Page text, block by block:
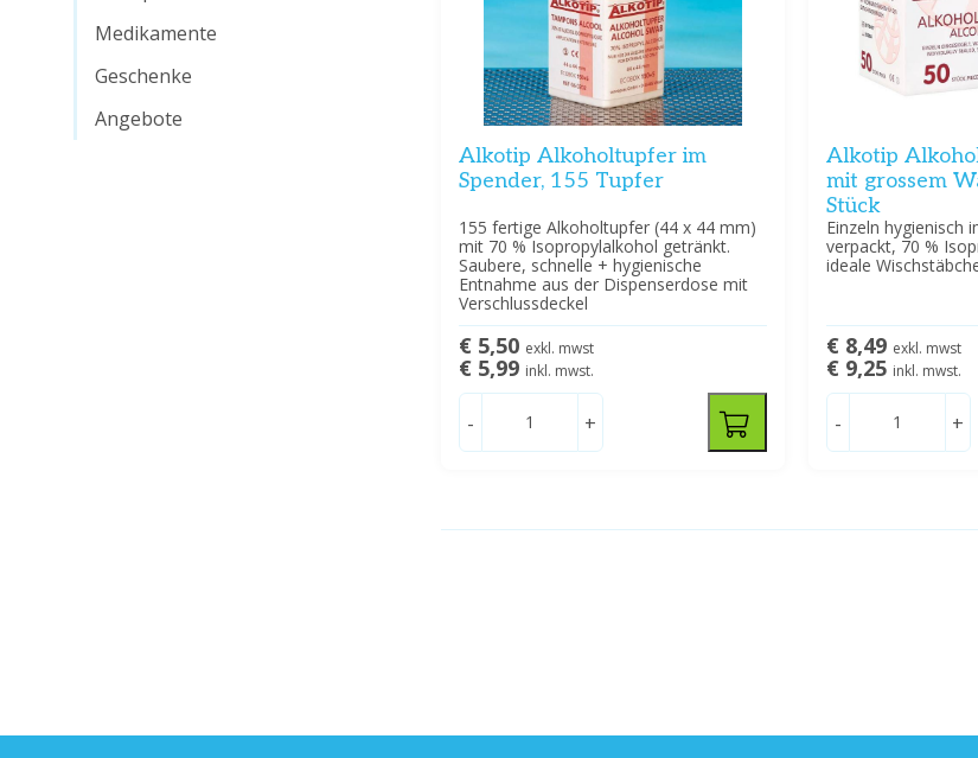
Medikamente
Geschenke
Angebote
Alkotip Alkoholtupfer im
Spender, 155 Tupfer
155 fertige Alkoholtupfer (44 x 44 mm)
mit 70 % Isopropylalkohol getränkt.
Saubere, schnelle + hygienische
Entnahme aus der Dispenserdose mit
Verschlussdeckel
€ 5,50 exkl. mwst
€ 5,99 inkl. mwst.
- +
Alkotip
mit grossem
Stück
Einzeln hygienisch
verpackt, 70 %
ideale
€ 8,49 exkl. mwst
€ 9,25 inkl. mwst.
- +